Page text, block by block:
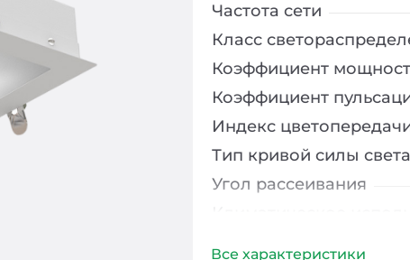
Частота сети
Класс
Коэффициент
Коэффициент
Индекс
Тип кривой силы света
Угол рассеивания